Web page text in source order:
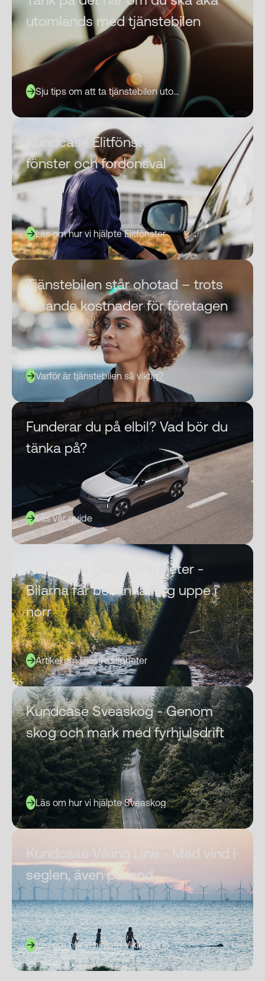
utomlands med tjänstebilen
Sju tips om att ta tjänstebilen utomlands
Kundcase Elitfönster - Hållbara
fönster och fordonsval
Läs om hur vi hjälpte Elitfönster
Tjänstebilen står ohotad – trots
rusande kostnader för företagen
Varför är tjänstebilen så viktig?
Funderar du på elbil? Vad bör du
tänka på?
Läs vår guide
Kundcase Diös Fastigheter -
Bilarna får bekänna färg uppe i
norr
Artikel om Diös Fastigheter
Kundcase Sveaskog - Genom
skog och mark med fyrhjulsdrift
Läs om hur vi hjälpte Sveaskog
Kundcase Viking Line - Med vind i
seglen, även på land
Läs om hur vi hjälpte Viking Line